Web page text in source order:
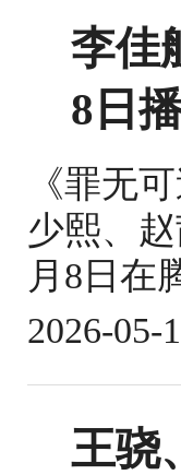
李佳
8日
《罪无
少熙、
月8日在
2026-05-
王骁